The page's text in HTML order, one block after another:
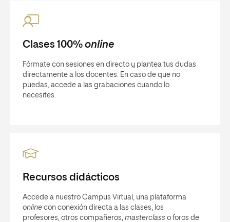
Clases 100% online
Fórmate con sesiones en directo y plantea tus dudas
directamente a los docentes. En caso de que no
puedas, accede a las grabaciones cuando lo
necesites.
Recursos didácticos
Accede a nuestro Campus Virtual, una plataforma
online con conexión directa a las clases, los
profesores, otros compañeros, masterclass o foros de